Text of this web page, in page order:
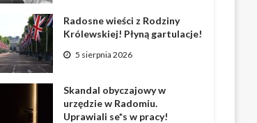
Radosne wieści z Rodziny
Królewskiej! Płyną gartulacje!
5 sierpnia 2026
Skandal obyczajowy w
urzędzie w Radomiu.
Uprawiali se*s w pracy!